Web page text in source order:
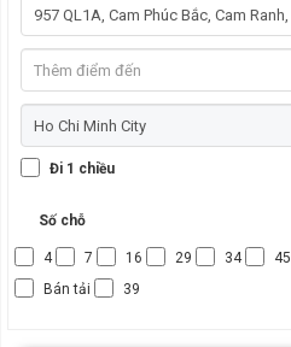
Đi 1 chiều
Số chỗ
4 7 16 29 34 45
Bán tải
39